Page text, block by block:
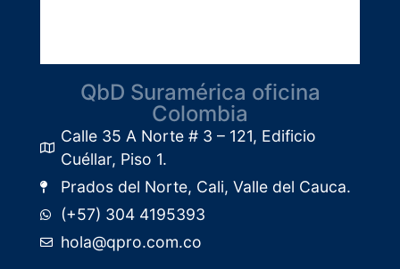
QbD Suramérica oficina
Colombia
Calle 35 A Norte # 3 – 121, Edificio
Cuéllar, Piso 1.​
Prados del Norte, Cali, Valle del Cauca.
(+57) 304 4195393
hola@qpro.com.co